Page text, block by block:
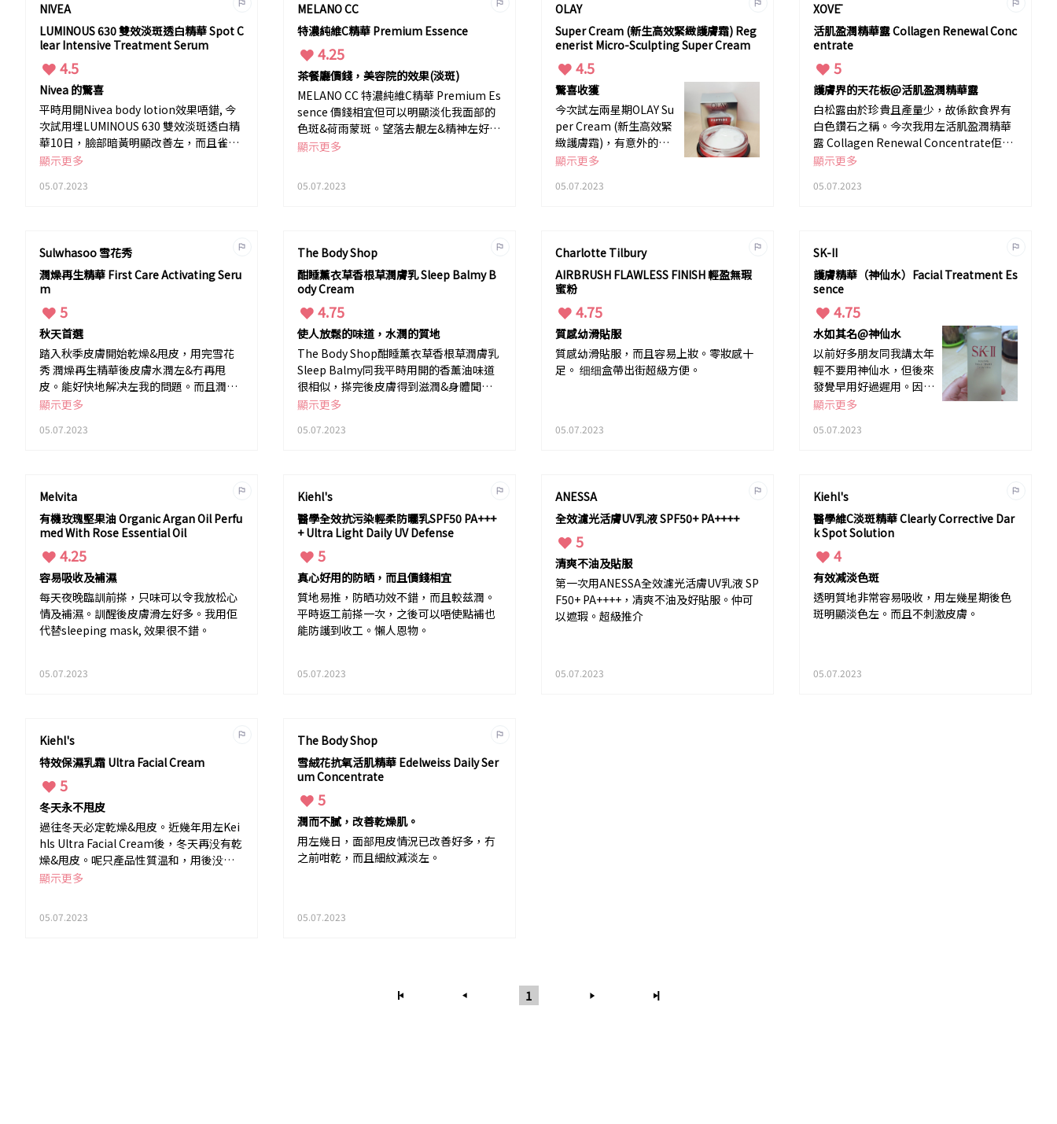
混合性皮膚既用家。
NIVEA
LUMINOUS 630 雙效淡斑透白精華 Spot C
lear Intensive Treatment Serum
4.5
Nivea 的驚喜
平時用開Nivea body lotion效果唔錯, 今
次試用埋LUMINOUS 630 雙效淡斑透白精
華10日，臉部暗黃明顯改善左，而且雀斑
顏色慢慢開始淡。佢仲令我粗大的毛孔縮
顯示更多
05.07.2023
MELANO CC
特濃純維C精華 Premium Essence
4.25
茶餐廳價錢，美容院的效果(淡斑)
MELANO CC 特濃純維C精華 Premium Es
sence 價錢相宜但可以明顯淡化我面部的
色斑&荷雨蒙斑。望落去靚左&精神左好
多。 佢質感細腻好易吸收，直接滲入皮膚
顯示更多
05.07.2023
OLAY
Super Cream (新生高效緊緻護膚霜) Reg
enerist Micro-Sculpting Super Cream
4.5
驚喜收獲
今次試左兩星期OLAY Su
per Cream (新生高效緊
緻護膚霜)，有意外的驚
喜。 包包面的我，永遠
然見到有少少尖下扒&面
吸收快
顯示更多
05.07.2023
XOVĒ
活肌盈潤精華露 Collagen Renewal Conc
entrate
5
護膚界的天花板@活肌盈潤精華露
白松露由於珍貴且產量少，故係飲食界有
白色鑽石之稱。今次我用左活肌盈潤精華
露 Collagen Renewal Concentrate佢由
白松露精煉出比維他命E高出1000倍的抗
&D紋减淡左，望落去仲有番光澤感覺成個
顯示更多
05.07.2023
Sulwhasoo 雪花秀
潤燥再生精華 First Care Activating Seru
m
5
秋天首選
踏入秋季皮膚開始乾燥&甩皮，用完雪花
秀 潤燥再生精華後皮膚水潤左&冇再甩
皮。能好快地解决左我的問題。而且潤而
不膩，好容易吸收。
顯示更多
05.07.2023
The Body Shop
酣睡薰衣草香根草潤膚乳 Sleep Balmy B
ody Cream
4.75
使人放鬆的味道，水潤的質地
The Body Shop酣睡薰衣草香根草潤膚乳
Sleep Balmy同我平時用開的香薰油味道
很相似，搽完後皮膚得到滋潤&身體聞到
薰衣草味後得到放鬆，而且價錢相宜。
顯示更多
05.07.2023
Charlotte Tilbury
AIRBRUSH FLAWLESS FINISH 輕盈無瑕
蜜粉
4.75
質感幼滑貼服
質感幼滑貼服，而且容易上妝。零妝感十
足。 细细盒帶出街超級方便。
05.07.2023
SK-II
護膚精華（神仙水）Facial Treatment Es
sence
4.75
水如其名@神仙水
以前好多朋友同我講太年
輕不要用神仙水，但後來
發覺早用好過遲用。因為
皮膚乾紋及其他問題一旦
我第一次用神仙水係朋友
覺。滋潤而不膩，用完第
二日D細紋減淡左，皮膚
滑左&有光澤。自此之後
不能自拨地使用神仙水
了。超級推介!
顯示更多
05.07.2023
Melvita
有機玫瑰堅果油 Organic Argan Oil Perfu
med With Rose Essential Oil
4.25
容易吸收及補濕
每天夜晚臨訓前搽，只味可以令我放松心
情及補濕。訓醒後皮膚滑左好多。我用佢
代替sleeping mask, 效果很不錯。
05.07.2023
Kiehl's
醫學全效抗污染輕柔防曬乳SPF50 PA+++
+ Ultra Light Daily UV Defense
5
真心好用的防晒，而且價錢相宜
質地易推，防晒功效不錯，而且較兹潤。
平時返工前搽一次，之後可以唔使點補也
能防護到收工。懶人恩物。
05.07.2023
ANESSA
全效濾光活膚UV乳液 SPF50+ PA++++
5
清爽不油及貼服
第一次用ANESSA全效濾光活膚UV乳液 SP
F50+ PA++++，凊爽不油及好貼服。仲可
以遮瑕。超級推介
05.07.2023
Kiehl's
醫學維C淡斑精華 Clearly Corrective Dar
k Spot Solution
4
有效减淡色斑
透明質地非常容易吸收，用左幾星期後色
斑明顯淡色左。而且不刺激皮膚。
05.07.2023
Kiehl's
特效保濕乳霜 Ultra Facial Cream
5
冬天永不甩皮
過往冬天必定乾燥&甩皮。近幾年用左Kei
hls Ultra Facial Cream後，冬天再没有乾
燥&甩皮。呢只產品性質温和，用後没有
出現敏感情況。非常好用&超級推介比朋
顯示更多
05.07.2023
The Body Shop
雪絨花抗氧活肌精華 Edelweiss Daily Ser
um Concentrate
5
潤而不膩，改善乾燥肌。
用左幾日，面部甩皮情況已改善好多，冇
之前咁乾，而且細紋減淡左。
05.07.2023
1